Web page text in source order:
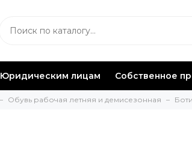
Юридическим лицам Собственное
Обувь рабочая летняя и демисезонная